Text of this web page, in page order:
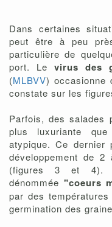
Dans certaines
peut être à peu
particulière de
port. Le virus des
(MLBVV) occasionne
constate sur les
Parfois, des salades
plus luxuriante
atypique. Ce dernier
développement de
(figures 3 et 4).
dénommée "coeurs
par des
germination des